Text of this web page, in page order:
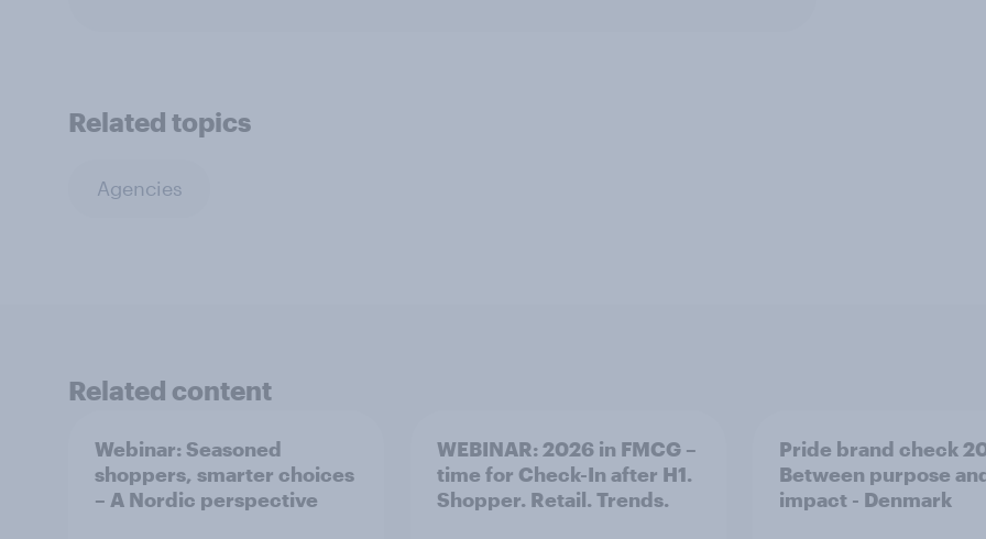
Related topics
Agencies
Related content
Webinar: Seasoned
shoppers, smarter choices
– A Nordic perspective
WEBINAR: 2026 in FMCG –
time for Check-In after H1.
Shopper. Retail. Trends.
Pride brand check
Between purpose
impact - Denmark